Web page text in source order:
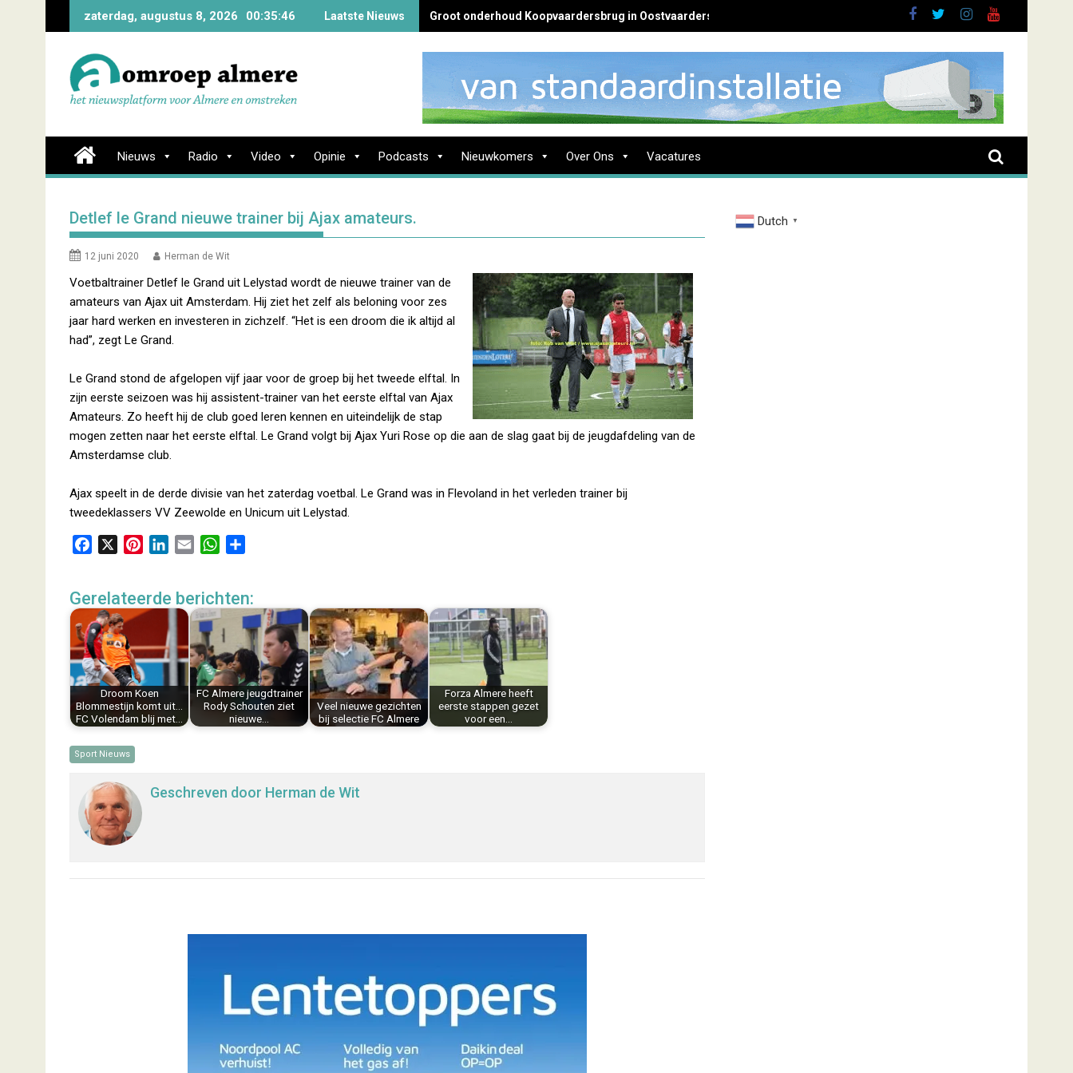
zaterdag, augustus 8, 2026 00:35:47 Laatste Nieuws Groot onderhoud Koopvaardersbrug in Oostvaardersbuurt
Nieuws Radio Video Opinie Podcasts Nieuwkomers Over Ons Vacatures
Detlef le Grand nieuwe trainer bij Ajax amateurs.
12 juni 2020 Herman de Wit
Voetbaltrainer Detlef le Grand uit Lelystad wordt de nieuwe trainer van de
amateurs van Ajax uit Amsterdam. Hij ziet het zelf als beloning voor zes
jaar hard werken en investeren in zichzelf. “Het is een droom die ik altijd al
had”, zegt Le Grand.
Le Grand stond de afgelopen vijf jaar voor de groep bij het tweede elftal. In
zijn eerste seizoen was hij assistent-trainer van het eerste elftal van Ajax
Amateurs. Zo heeft hij de club goed leren kennen en uiteindelijk de stap
mogen zetten naar het eerste elftal. Le Grand volgt bij Ajax Yuri Rose op die aan de slag gaat bij de jeugdafdeling van de
Amsterdamse club.
Ajax speelt in de derde divisie van het zaterdag voetbal. Le Grand was in Flevoland in het verleden trainer bij
tweedeklassers VV Zeewolde en Unicum uit Lelystad.
e
b
o
o
k
t
e
s
t
k
d
I
i
l
W
t
s
A
p
p
e
n
Gerelateerde berichten:
Droom Koen
Blommestijn komt uit…
FC Volendam blij met…
FC Almere jeugdtrainer
Rody Schouten ziet
nieuwe…
Veel nieuwe gezichten
bij selectie FC Almere
Forza Almere heeft
eerste stappen gezet
voor een…
Sport Nieuws
Geschreven door Herman de Wit
Dutch ▼